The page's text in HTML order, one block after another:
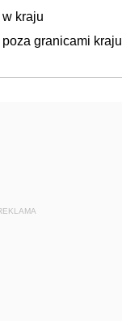
w kraju
poza granicami kraju